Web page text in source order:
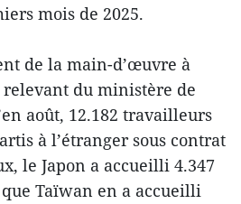
mois de 2025.
de la main-d’œuvre à
relevant du ministère de
août, 12.182 travailleurs
à l’étranger sous contrat
le Japon a accueilli 4.347
Taïwan en a accueilli